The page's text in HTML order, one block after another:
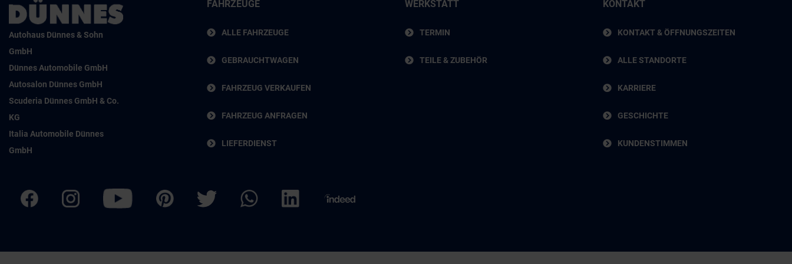
Autohaus Dünnes & Sohn
GmbH
Dünnes Automobile GmbH
Autosalon Dünnes GmbH
Scuderia Dünnes GmbH & Co.
KG
Italia Automobile Dünnes
GmbH
FAHRZEUGE
ALLE FAHRZEUGE
GEBRAUCHTWAGEN
FAHRZEUG VERKAUFEN
FAHRZEUG ANFRAGEN
LIEFERDIENST
WERKSTATT
TERMIN
TEILE & ZUBEHÖR
KONTAKT
KONTAKT & ÖFFNUNGSZEITEN
ALLE STANDORTE
KARRIERE
GESCHICHTE
KUNDENSTIMMEN